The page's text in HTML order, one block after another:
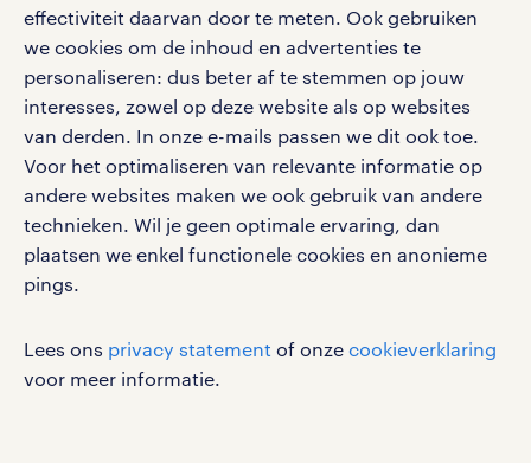
effectiviteit daarvan door te meten. Ook gebruiken
we cookies om de inhoud en advertenties te
personaliseren: dus beter af te stemmen op jouw
interesses, zowel op deze website als op websites
van derden. In onze e-mails passen we dit ook toe.
Voor het optimaliseren van relevante informatie op
andere websites maken we ook gebruik van andere
technieken. Wil je geen optimale ervaring, dan
plaatsen we enkel functionele cookies en anonieme
pings.
Lees ons privacy statement of onze cookieverklaring
voor meer informatie.
Volg ons voor de leukste content omtrent
vacatures, solliciteren en inspiratie.
werken bij randstad
gebruikersvoorwaarden
privacystatement
cookies